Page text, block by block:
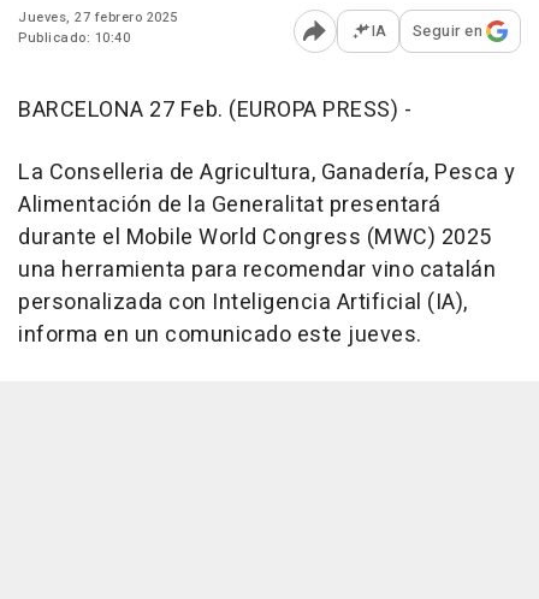
Jueves, 27 febrero 2025
Publicado: 10:40
Abrir opciones para
IA Seguir en
BARCELONA 27 Feb. (EUROPA PRESS) -
La Conselleria de Agricultura, Ganadería, Pesca y
Alimentación de la Generalitat presentará
durante el Mobile World Congress (MWC) 2025
una herramienta para recomendar vino catalán
personalizada con Inteligencia Artificial (IA),
informa en un comunicado este jueves.